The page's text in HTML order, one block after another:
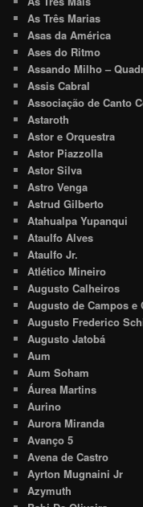
As Três Marias
Asas da América
Ases do Ritmo
Assando Milho –
Assis Cabral
Associação de Canto
Astaroth
Astor e Orquestra
Astor Piazzolla
Astor Silva
Astro Venga
Astrud Gilberto
Atahualpa Yupanqui
Ataulfo Alves
Ataulfo Jr.
Atlético Mineiro
Augusto Calheiros
Augusto de Campos e
Augusto Frederico
Augusto Jatobá
Aum
Aum Soham
Áurea Martins
Aurino
Aurora Miranda
Avanço 5
Avena de Castro
Ayrton Mugnaini Jr
Azymuth